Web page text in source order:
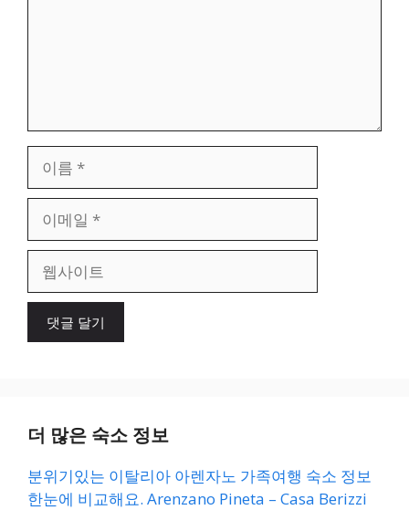
일
이
더 많은 숙소 정보
분위기있는 이탈리아 아렌자노 가족여행 숙소 정보
한눈에 비교해요. Arenzano Pineta – Casa Berizzi